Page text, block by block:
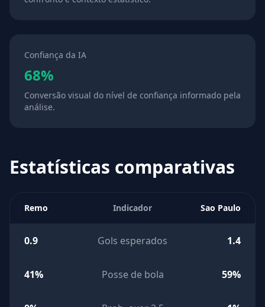
Confiança da IA
68%
Conversão visual do nível de confiança informado pela
análise.
Estatísticas comparativas
Remo Indicador Sao Paulo
0.9 Gols esperados 1.4
41% Posse de bola 59%